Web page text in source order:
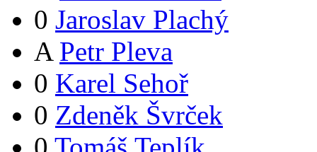
0 Jaroslav Plachý
A Petr Pleva
0 Karel Sehoř
0 Zdeněk Švrček